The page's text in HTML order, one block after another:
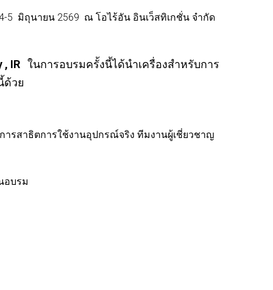
5 มิถุนายน 2569 ณ โอไร้อัน อินเว็สทิเกชั่น จำกัด
, IR ในการอบรมครั้งนี้ได้นำเครื่องสำหรับการ
ด้วย
ารสาธิตการใช้งานอุปกรณ์จริง ทีมงานผู้เชี่ยวชาญ
อบรม